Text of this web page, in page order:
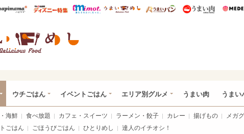
レぴあ総研ハピママ* ウレぴあ総研 ディズニー特集
mimot. うまいめし うまいパン うまい
ウチごはん イベントごはん エリア別グルメ うまい肉 うまい
海鮮 食べ放題 カフェ・スイーツ ラーメン・餃子 カレー 揚げもの メガ
ごはん ごほうびごはん ひとりめし 達人のイチオシ！